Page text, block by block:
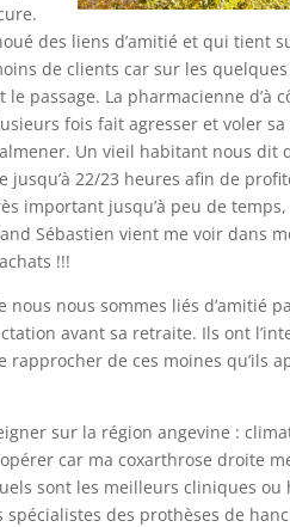
des liens d’amitié et qui
de clients car sur les
passage. La pharmacienne d’à
fois fait agresser et voler
Un vieil habitant nous dit
22/23 heures afin de
important jusqu’à peu de
Sébastien vient me voir dans
!!!
nous sommes liés d’amitié
avant sa retraite. Ils ont
rapprocher de ces moines qu’ils
sur la région angevine :
car ma coxarthrose droite
sont les meilleurs cliniques
des prothèses de